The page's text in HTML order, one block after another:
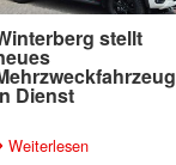
stellt
Dienst
Weiterlesen